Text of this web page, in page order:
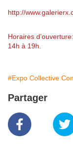
http://
Horaires
14h à 19h.
#Expo Collective
Partager